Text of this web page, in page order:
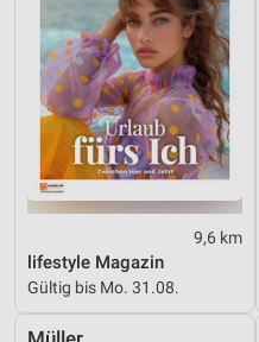
9,6 km
lifestyle Magazin
Gültig bis Mo. 31.08.
IAB-Besonderheiten:
Verwendung genauer
Geräte anhand von aktiv
Informationen identifizieren
Nicht-IAB-Verarbeitungszwecke:
Notwendig
Performance
Funktional